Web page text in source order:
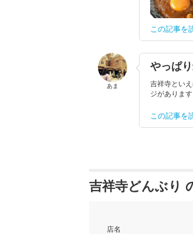
この記事を
あま
やっぱ
吉祥寺とい
ジがありま
この記事を
吉祥寺どんぶり
店名